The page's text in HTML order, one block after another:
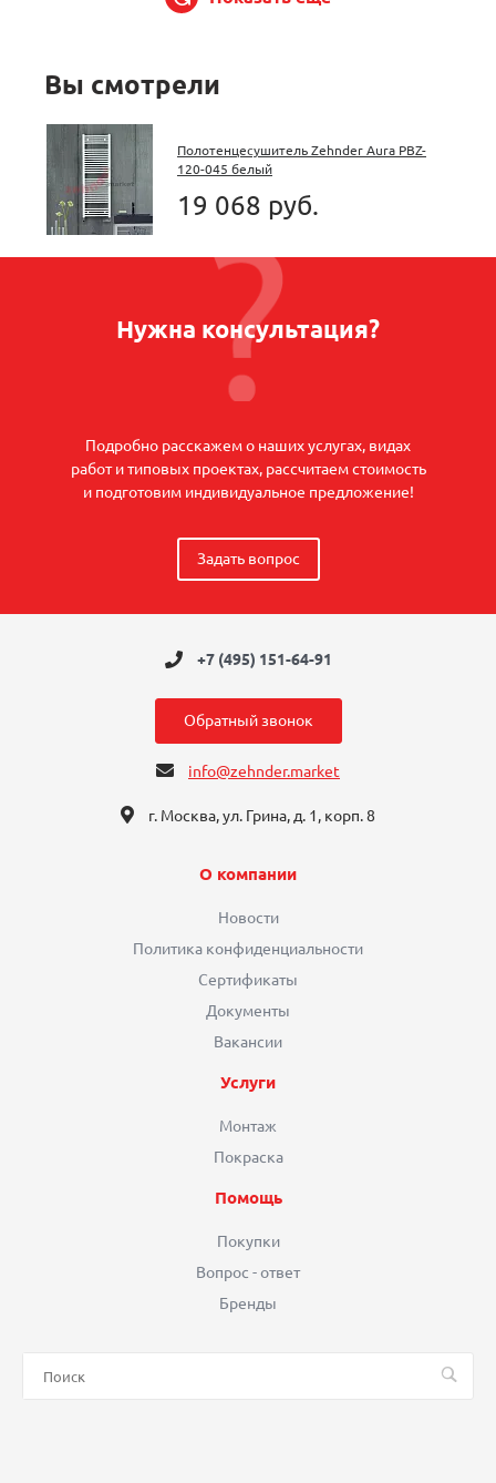
Вы смотрели
Полотенцесушитель Zehnder Aura PBZ-
120-045 белый
19 068 руб.
Нужна консультация?
Подробно расскажем о наших услугах, видах
работ и типовых проектах, рассчитаем стоимость
и подготовим индивидуальное предложение!
Задать вопрос
+7 (495) 151-64-91
Обратный звонок
info@zehnder.market
г. Москва, ул. Грина, д. 1, корп. 8
О компании
Новости
Политика конфиденциальности
Сертификаты
Документы
Вакансии
Услуги
Монтаж
Покраска
Помощь
Покупки
Вопрос - ответ
Бренды